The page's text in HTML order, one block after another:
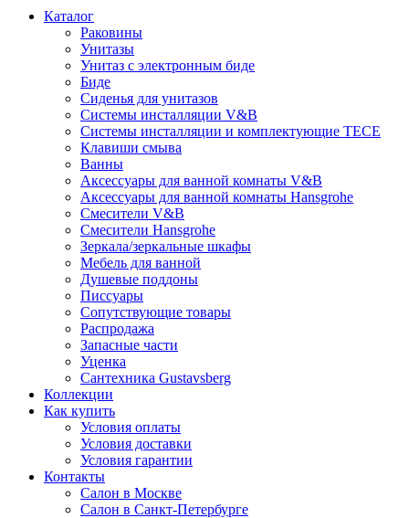
Каталог
Раковины
Унитазы
Унитаз с электронным биде
Биде
Сиденья для унитазов
Системы инсталляции V&B
Системы инсталляции и комплектующие TECE
Клавиши смыва
Ванны
Аксессуары для ванной комнаты V&B
Аксессуары для ванной комнаты Hansgrohe
Смесители V&B
Смесители Hansgrohe
Зеркала/зеркальные шкафы
Мебель для ванной
Душевые поддоны
Писсуары
Сопутствующие товары
Распродажа
Запасные части
Уценка
Сантехника Gustavsberg
Коллекции
Как купить
Условия оплаты
Условия доставки
Условия гарантии
Контакты
Салон в Москве
Салон в Санкт-Петербурге